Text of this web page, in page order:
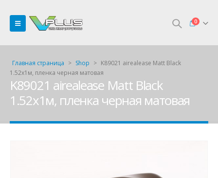
0
Главная страница > Shop > K89021 airealease Matt Black
1.52х1м, пленка черная матовая
K89021 airealease Matt Black
1.52х1м, пленка черная матовая